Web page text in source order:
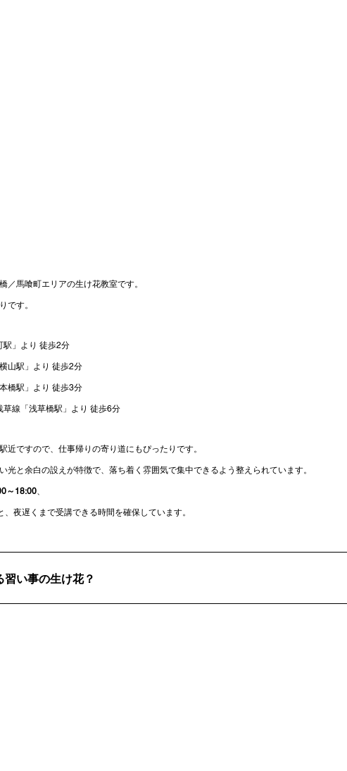
／馬喰町エリアの生け花教室です。
です。
駅」より 徒歩2分
山駅」より 徒歩2分
橋駅」より 徒歩3分
草線「浅草橋駅」より 徒歩6分
近ですので、仕事帰りの寄り道にもぴったりです。
光と余白の設えが特徴で、落ち着く雰囲気で集中できるよう整えられています。
～18:00
、夜遅くまで受講できる時間を確保しています。
い事の生け花？